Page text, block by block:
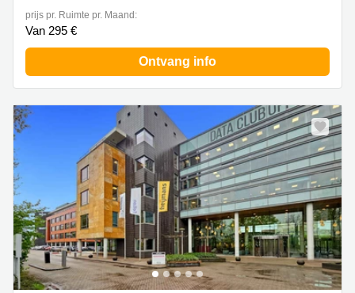
prijs pr. Ruimte pr. Maand:
Van 295 €
Ontvang info